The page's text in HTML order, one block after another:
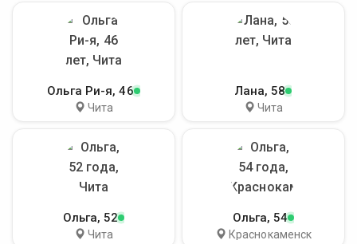
Ольга Ри-я, 46
Чита
Лана, 58
Чита
Ольга, 52
Чита
Ольга, 54
Краснокаменск